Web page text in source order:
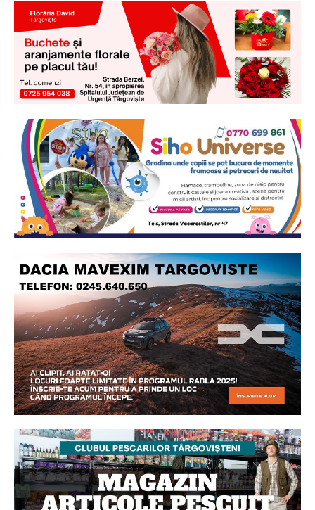
Ionuț Parghel
2de 2